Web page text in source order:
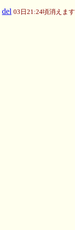
del 03日21:24頃消えます